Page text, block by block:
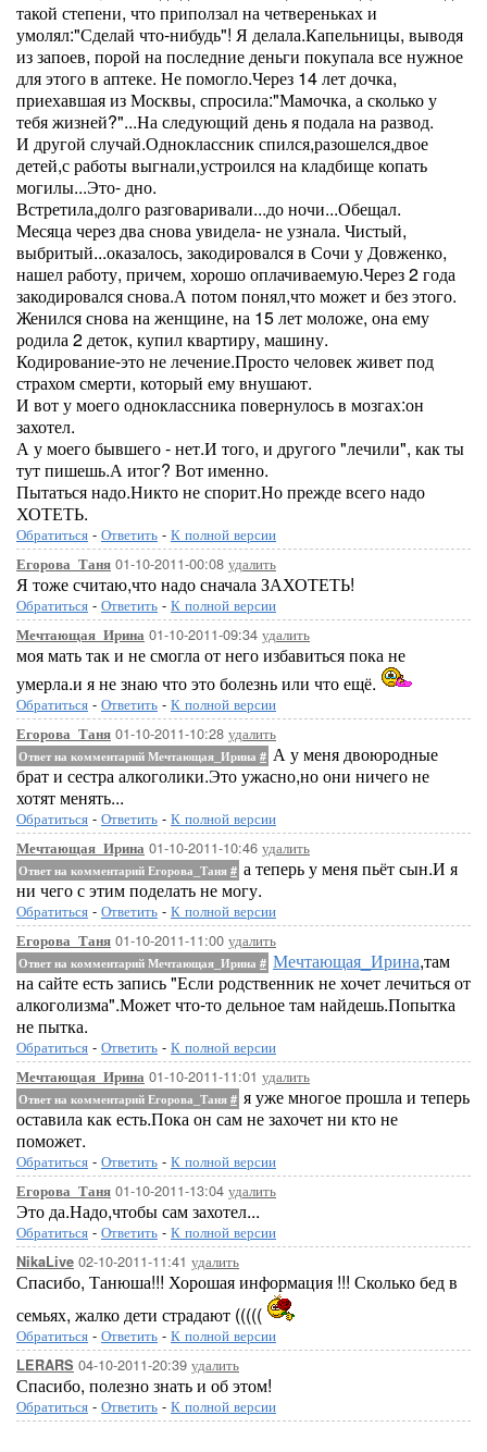
такой степени, что приползал на четвереньках и
умолял:"Сделай что-нибудь"! Я делала.Капельницы, выводя
из запоев, порой на последние деньги покупала все нужное
для этого в аптеке. Не помогло.Через 14 лет дочка,
приехавшая из Москвы, спросила:"Мамочка, а сколько у
тебя жизней?"...На следующий день я подала на развод.
И другой случай.Одноклассник спился,разошелся,двое
детей,с работы выгнали,устроился на кладбище копать
могилы...Это- дно.
Встретила,долго разговаривали...до ночи...Обещал.
Месяца через два снова увидела- не узнала. Чистый,
выбритый...оказалось, закодировался в Сочи у Довженко,
нашел работу, причем, хорошо оплачиваемую.Через 2 года
закодировался снова.А потом понял,что может и без этого.
Женился снова на женщине, на 15 лет моложе, она ему
родила 2 деток, купил квартиру, машину.
Кодирование-это не лечение.Просто человек живет под
страхом смерти, который ему внушают.
И вот у моего одноклассника повернулось в мозгах:он
захотел.
А у моего бывшего - нет.И того, и другого "лечили", как ты
тут пишешь.А итог? Вот именно.
Пытаться надо.Никто не спорит.Но прежде всего надо
ХОТЕТЬ.
Обратиться - Ответить - К полной версии
Егорова_Таня 01-10-2011-00:08 удалить
Я тоже считаю,что надо сначала ЗАХОТЕТЬ!
Обратиться - Ответить - К полной версии
Мечтающая_Ирина 01-10-2011-09:34 удалить
моя мать так и не смогла от него избавиться пока не
умерла.и я не знаю что это болезнь или что ещё.
Обратиться - Ответить - К полной версии
Егорова_Таня 01-10-2011-10:28 удалить
Ответ на комментарий Мечтающая_Ирина # А у меня двоюродные
брат и сестра алкоголики.Это ужасно,но они ничего не
хотят менять...
Обратиться - Ответить - К полной версии
Мечтающая_Ирина 01-10-2011-10:46 удалить
Ответ на комментарий Егорова_Таня # а теперь у меня пьёт сын.И я
ни чего с этим поделать не могу.
Обратиться - Ответить - К полной версии
Егорова_Таня 01-10-2011-11:00 удалить
Ответ на комментарий Мечтающая_Ирина # Мечтающая_Ирина,там
на сайте есть запись "Если родственник не хочет лечиться от
алкоголизма".Может что-то дельное там найдешь.Попытка
не пытка.
Обратиться - Ответить - К полной версии
Мечтающая_Ирина 01-10-2011-11:01 удалить
Ответ на комментарий Егорова_Таня # я уже многое прошла и теперь
оставила как есть.Пока он сам не захочет ни кто не
поможет.
Обратиться - Ответить - К полной версии
Егорова_Таня 01-10-2011-13:04 удалить
Это да.Надо,чтобы сам захотел...
Обратиться - Ответить - К полной версии
NikaLive 02-10-2011-11:41 удалить
Спасибо, Танюша!!! Хорошая информация !!! Сколько бед в
семьях, жалко дети страдают (((((
Обратиться - Ответить - К полной версии
LERARS 04-10-2011-20:39 удалить
Спасибо, полезно знать и об этом!
Обратиться - Ответить - К полной версии